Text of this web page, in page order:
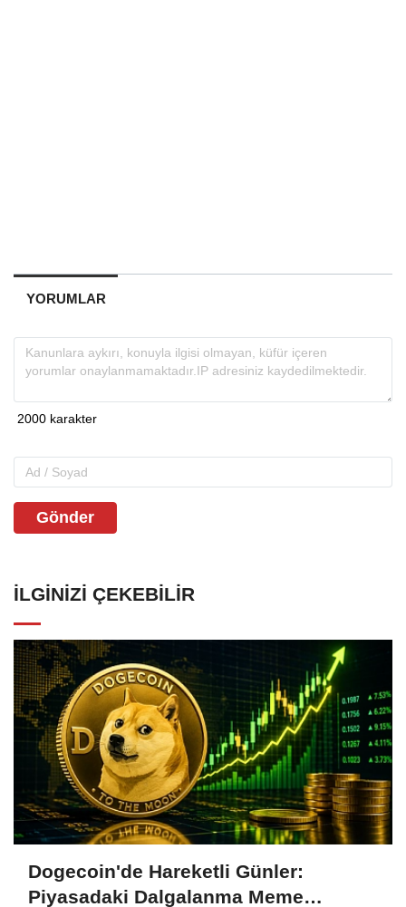
YORUMLAR
Gönder
İLGINIZI ÇEKEBILIR
Dogecoin'de Hareketli Günler:
Piyasadaki Dalgalanma Meme